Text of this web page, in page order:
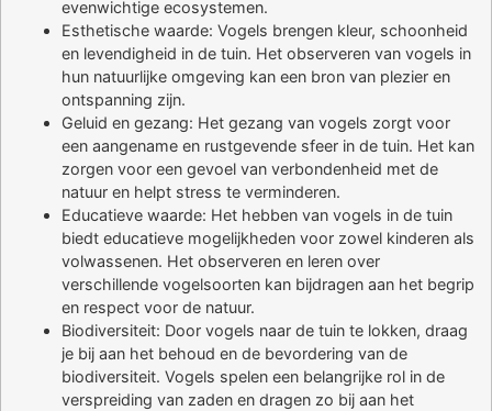
evenwichtige ecosystemen.
Esthetische waarde: Vogels brengen kleur, schoonheid
en levendigheid in de tuin. Het observeren van vogels in
hun natuurlijke omgeving kan een bron van plezier en
ontspanning zijn.
Geluid en gezang: Het gezang van vogels zorgt voor
een aangename en rustgevende sfeer in de tuin. Het kan
zorgen voor een gevoel van verbondenheid met de
natuur en helpt stress te verminderen.
Educatieve waarde: Het hebben van vogels in de tuin
biedt educatieve mogelijkheden voor zowel kinderen als
volwassenen. Het observeren en leren over
verschillende vogelsoorten kan bijdragen aan het begrip
en respect voor de natuur.
Biodiversiteit: Door vogels naar de tuin te lokken, draag
je bij aan het behoud en de bevordering van de
biodiversiteit. Vogels spelen een belangrijke rol in de
verspreiding van zaden en dragen zo bij aan het